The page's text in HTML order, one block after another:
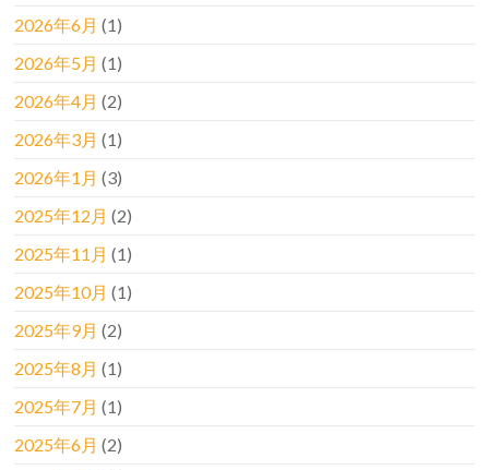
2026年6月 (1)
2026年5月 (1)
2026年4月 (2)
2026年3月 (1)
2026年1月 (3)
2025年12月 (2)
2025年11月 (1)
2025年10月 (1)
2025年9月 (2)
2025年8月 (1)
2025年7月 (1)
2025年6月 (2)